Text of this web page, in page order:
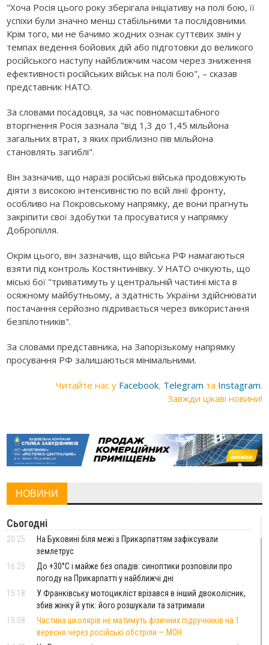
"Хоча Росія цього року зберігала ініціативу на полі бою, її
успіхи були значно менш стабільними та послідовними.
Крім того, ми не бачимо жодних ознак суттєвих змін у
темпах ведення бойових дій або підготовки до великого
російського наступу найближчим часом через зниження
ефективності російських військ на полі бою", – сказав
представник НАТО.
За словами посадовця, за час повномасштабного
вторгнення Росія зазнала "від 1,3 до 1,45 мільйона
загальних втрат, з яких приблизно пів мільйона
становлять загиблі".
Він зазначив, що наразі російські війська продовжують
діяти з високою інтенсивністю по всій лінії фронту,
особливо на Покровському напрямку, де вони прагнуть
закріпити свої здобутки та просуватися у напрямку
Добропілля.
Окрім цього, він зазначив, що війська РФ намагаються
взяти під контроль Костянтинівку. У НАТО очікують, що
міські бої "триватимуть у центральній частині міста в
осяжному майбутньому, а здатність України здійснювати
постачання серйозно підривається через використання
безпілотників".
За словами представника, на Запорізькому напрямку
просування РФ залишаються мінімальними.
Читайте нас у Facebook, Telegram та Instagram.
Завжди цікаві новини!
НОВИНИ
Сьогодні
20:25
На Буковині біля межі з Прикарпаттям зафіксували
землетрус
16:25
До +30°C і майже без опадів: синоптики розповіли про
погоду на Прикарпатті у найближчі дні
15:18
У Франківську мотоцикліст врізався в інший двоколісник,
збив жінку й утік: його розшукали та затримали
15:08
Частина школярів не матимуть фізичних підручників на 1
вересня через російські обстріли — МОН